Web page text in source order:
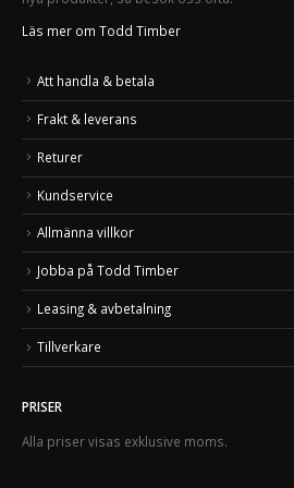
Läs mer om Todd Timber
Att handla & betala
Frakt & leverans
Returer
Kundservice
Allmänna villkor
Jobba på Todd Timber
Leasing & avbetalning
Tillverkare
PRISER
Alla priser visas exklusive moms.